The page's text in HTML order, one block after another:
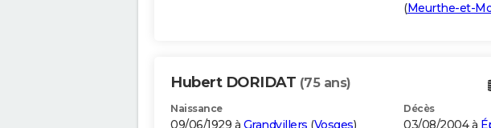
(Meurthe-et-
Hubert DORIDAT (75 ans)
Naissance
09/06/1929 à Grandvillers (Vosges)
Décès
03/08/2004 à